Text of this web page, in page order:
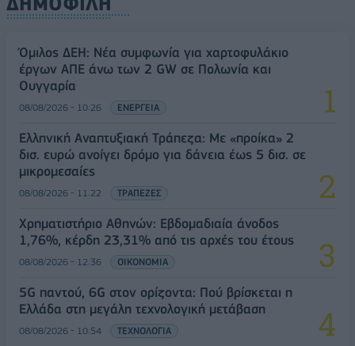
Όμιλος ΔΕΗ: Νέα συμφωνία για χαρτοφυλάκιο
έργων ΑΠΕ άνω των 2 GW σε Πολωνία και
Ουγγαρία
08/08/2026 - 10:26 ΕΝΕΡΓΕΙΑ
Ελληνική Αναπτυξιακή Τράπεζα: Με «προίκα» 2
δισ. ευρώ ανοίγει δρόμο για δάνεια έως 5 δισ. σε
μικρομεσαίες
08/08/2026 - 11:22 ΤΡΑΠΕΖΕΣ
Χρηματιστήριο Αθηνών: Εβδομαδιαία άνοδος
1,76%, κέρδη 23,31% από τις αρχές του έτους
08/08/2026 - 12:36 ΟΙΚΟΝΟΜΙΑ
5G παντού, 6G στον ορίζοντα: Πού βρίσκεται η
Ελλάδα στη μεγάλη τεχνολογική μετάβαση
08/08/2026 - 10:54 ΤΕΧΝΟΛΟΓΙΑ